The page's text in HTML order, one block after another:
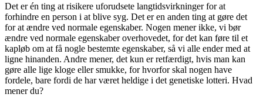
Det er én ting at risikere uforudsete langtidsvirkninger for at
forhindre en person i at blive syg. Det er en anden ting at gøre det
for at ændre ved normale egenskaber. Nogen mener ikke, vi bør
ændre ved normale egenskaber overhovedet, for det kan føre til et
kapløb om at få nogle bestemte egenskaber, så vi alle ender med at
ligne hinanden. Andre mener, det kun er retfærdigt, hvis man kan
gøre alle lige kloge eller smukke, for hvorfor skal nogen have
fordele, bare fordi de har været heldige i det genetiske lotteri. Hvad
mener du?